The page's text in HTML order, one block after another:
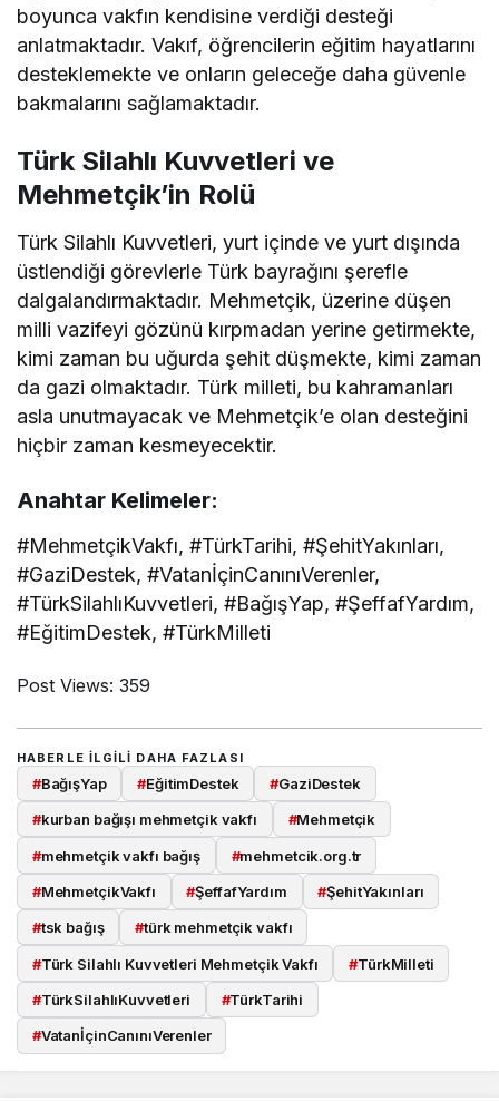
boyunca vakfın kendisine verdiği desteği
anlatmaktadır. Vakıf, öğrencilerin eğitim hayatlarını
desteklemekte ve onların geleceğe daha güvenle
bakmalarını sağlamaktadır.
Türk Silahlı Kuvvetleri ve
Mehmetçik’in Rolü
Türk Silahlı Kuvvetleri, yurt içinde ve yurt dışında
üstlendiği görevlerle Türk bayrağını şerefle
dalgalandırmaktadır. Mehmetçik, üzerine düşen
milli vazifeyi gözünü kırpmadan yerine getirmekte,
kimi zaman bu uğurda şehit düşmekte, kimi zaman
da gazi olmaktadır. Türk milleti, bu kahramanları
asla unutmayacak ve Mehmetçik’e olan desteğini
hiçbir zaman kesmeyecektir.
Anahtar Kelimeler:
#MehmetçikVakfı, #TürkTarihi, #ŞehitYakınları,
#GaziDestek, #VatanİçinCanınıVerenler,
#TürkSilahlıKuvvetleri, #BağışYap, #ŞeffafYardım,
#EğitimDestek, #TürkMilleti
Post Views: 359
HABERLE ILGILI DAHA FAZLASI
#BağışYap #EğitimDestek #GaziDestek
#kurban bağışı mehmetçik vakfı #Mehmetçik
#mehmetçik vakfı bağış #mehmetcik.org.tr
#MehmetçikVakfı #ŞeffafYardım #ŞehitYakınları
#tsk bağış #türk mehmetçik vakfı
#Türk Silahlı Kuvvetleri Mehmetçik Vakfı #TürkMilleti
#TürkSilahlıKuvvetleri #TürkTarihi
#VatanİçinCanınıVerenler